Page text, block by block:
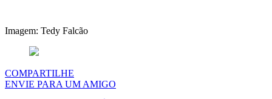
Imagem: Tedy Falcão
COMPARTILHE
ENVIE PARA UM AMIGO